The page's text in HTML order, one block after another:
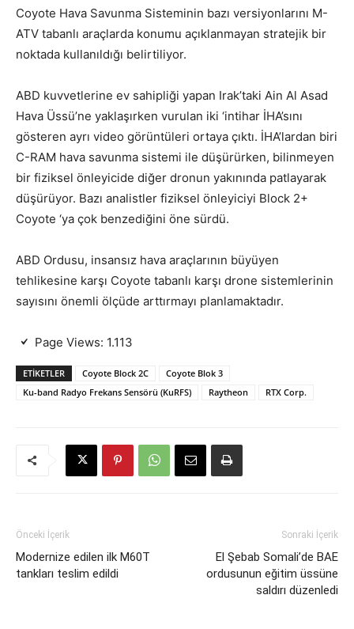
Coyote Hava Savunma Sisteminin bazı versiyonlarını M-
ATV tabanlı araçlarda konumu açıklanmayan stratejik bir
noktada kullanıldığı belirtiliyor.
ABD kuvvetlerine ev sahipliği yapan Irak’taki Ain Al Asad
Hava Üssü’ne yaklaşırken vurulan iki ‘intihar İHA’sını
gösteren ayrı video görüntüleri ortaya çıktı. İHA’lardan biri
C-RAM hava savunma sistemi ile düşürürken, bilinmeyen
bir fiziksel önleyicide diğer dronun yakınında patlayarak
düşürüyor. Bazı analistler fiziksel önleyiciyi Block 2+
Coyote ‘ya çok benzediğini öne sürdü.
ABD Ordusu, insansız hava araçlarının büyüyen
tehlikesine karşı Coyote tabanlı karşı drone sistemlerinin
sayısını önemli ölçüde arttırmayı planlamaktadır.
Page Views: 1.113
ETIKETLER Coyote Block 2C
Coyote Blok 3
Ku-band Radyo Frekans Sensörü (KuRFS)
Raytheon RTX Corp.
Önceki İçerik
Modernize edilen ilk M60T
tankları teslim edildi
Sonraki İçerik
El Şebab Somali’de BAE
ordusunun eğitim üssüne
saldırı düzenledi